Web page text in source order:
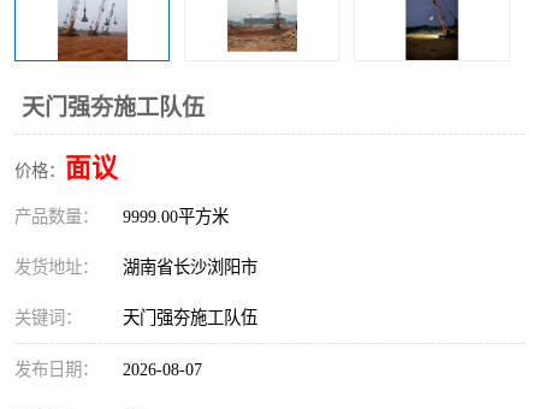
天门强夯施工队伍
价格： 面议
产品数量： 9999.00平方米
发货地址： 湖南省长沙浏阳市
关键词： 天门强夯施工队伍
发布日期： 2026-08-07